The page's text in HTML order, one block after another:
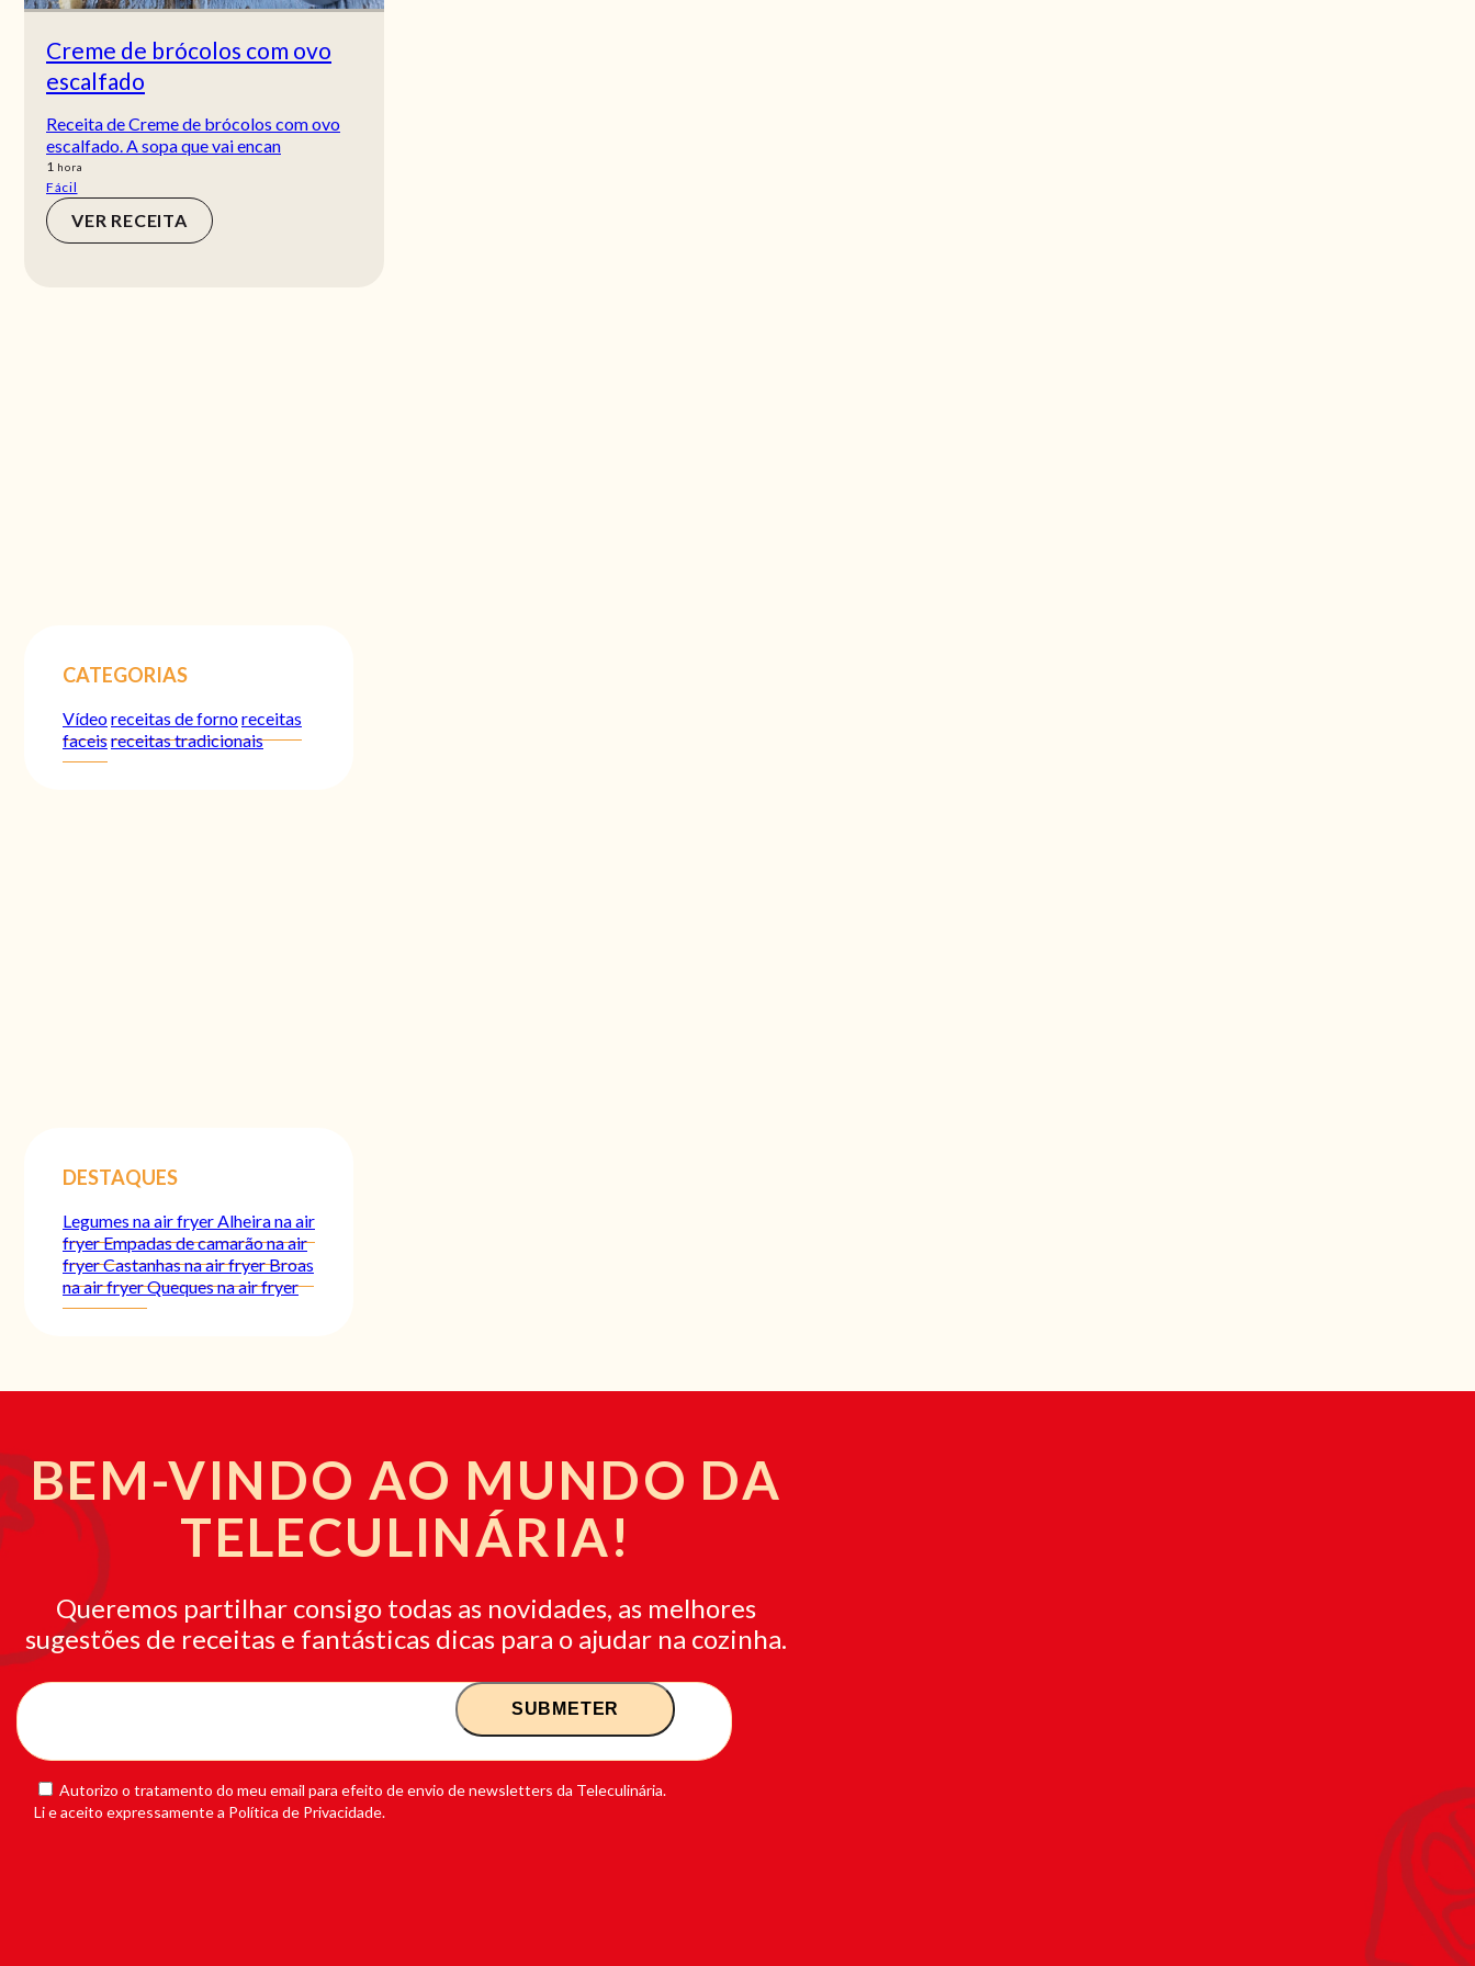
Creme de brócolos com ovo
escalfado
Receita de Creme de brócolos com ovo
escalfado. A sopa que vai encan
1 hora
hora
Fácil
VER RECEITA
CATEGORIAS
Vídeoreceitas de fornoreceitas
faceisreceitas tradicionais
DESTAQUES
Legumes na air fryerAlheira na air
fryerEmpadas de camarão na air
fryerCastanhas na air fryerBroas
na air fryerQueques na air fryer
BEM-VINDO AO MUNDO DA
TELECULINÁRIA!
Queremos partilhar consigo todas as novidades, as melhores
sugestões de receitas e fantásticas dicas para o ajudar na cozinha.
Autorizo o tratamento do meu email para efeito de envio de newsletters da Teleculinária.
Li e aceito expressamente a Política de Privacidade.